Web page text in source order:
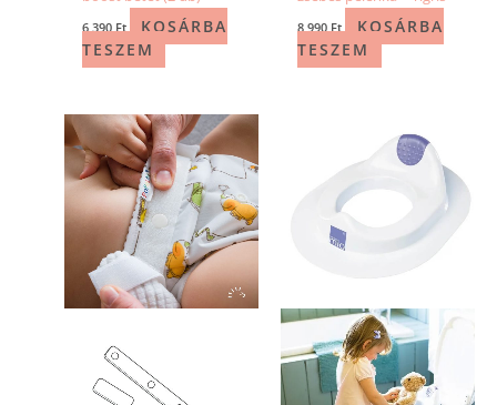
6 390 Ft
KOSÁRBA
TESZEM
8 990 Ft
KOSÁRBA
TESZEM